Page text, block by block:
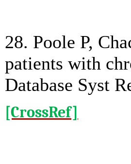
28. Poole P,
patients with
Database Syst
[CrossRef]